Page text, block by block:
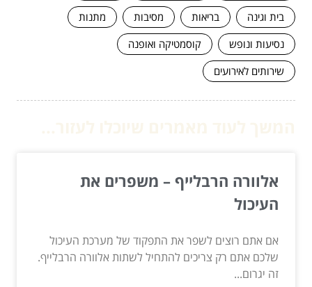
בית וגינה
בריאות מסיבות
מתנות
נסיעות ונופש
קוסמטיקה ואופנה
שירותים לאירועים
אלוורה הרבלייף – משפרים את
העיכול
אם אתם רוצים לשפר את התפקוד של מערכת העיכול
שלכם אתם רק צריכים להתחיל לשתות אלוורה הרבלייף.
זה יגרום...